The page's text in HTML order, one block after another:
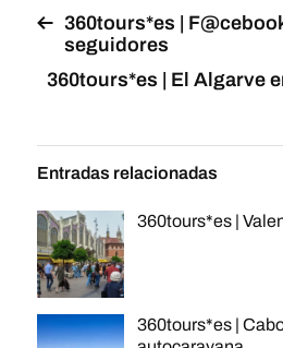
360tours*es |
seguidores
360tours*es | El Algarve
Entradas relacionadas
360tours*es |
360tours*es |